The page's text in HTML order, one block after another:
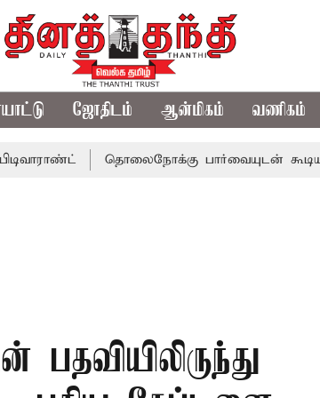
ஜோதிடம் ஆன்மிகம் வணிகம்
தொலைநோக்கு பார்வையுடன் கூடிய